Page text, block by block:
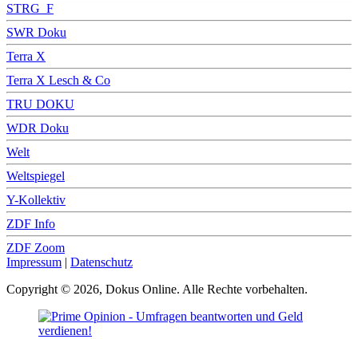
STRG_F
SWR Doku
Terra X
Terra X Lesch & Co
TRU DOKU
WDR Doku
Welt
Weltspiegel
Y-Kollektiv
ZDF Info
ZDF Zoom
Impressum | Datenschutz
Copyright © 2026, Dokus Online. Alle Rechte vorbehalten.